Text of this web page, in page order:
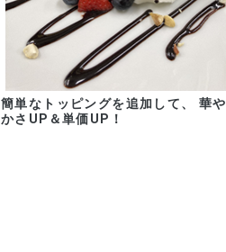
簡単なトッピングを追加して、 華や
かさUP＆単価UP！